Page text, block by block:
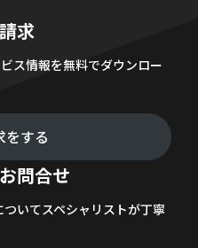
求
ス情報を無料でダウンロー
をする
問合せ
いてスペシャリストが丁寧